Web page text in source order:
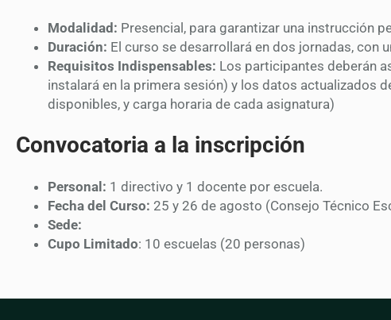
Modalidad: Presencial, para garantizar una instrucción
Duración: El curso se desarrollará en dos jornadas, con
Requisitos Indispensables: Los participantes deberán
instalará en la primera sesión) y los datos actualizados
disponibles, y carga horaria de cada asignatura)
Convocatoria a la inscripción
Personal: 1 directivo y 1 docente por escuela.
Fecha del Curso: 25 y 26 de agosto (Consejo Técnico
Sede:
Cupo Limitado: 10 escuelas (20 personas)